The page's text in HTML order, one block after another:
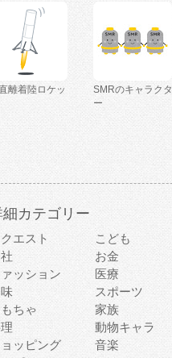
離着陸ロケッ
SMRのキャラクタ
ー
細カテゴリー
クエスト こども
お金
ッション
医療
スポーツ
ちゃ
家族
動物キャラ
ッピング
音楽